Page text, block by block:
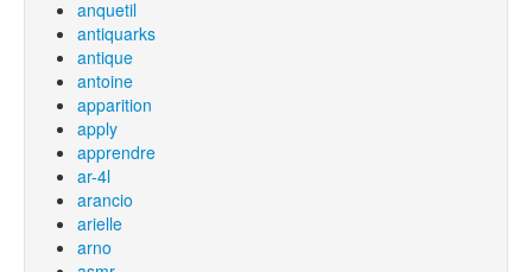
anquetil
antiquarks
antique
antoine
apparition
apply
apprendre
ar-4l
arancio
arielle
arno